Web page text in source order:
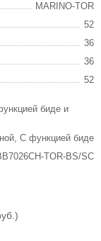
MARINO-TOR
52
36
36
52
биде и
С функцией биде
TOR-BS/SC